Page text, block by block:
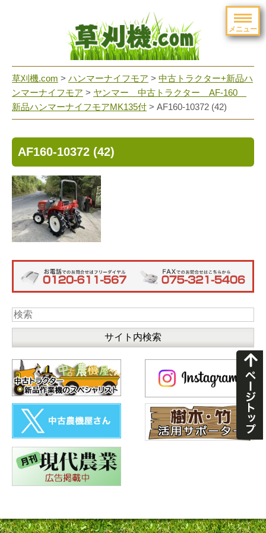
メニュー
草刈機.com > ハンマーナイフモア > 中古トラクター+新品ハ
ンマーナイフモア > ヤンマー 中古トラクター AF-160
新品ハンマーナイフモアMK135付 > AF160-10372 (42)
AF160-10372 (42)